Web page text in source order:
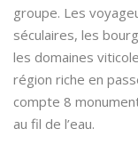
groupe. Les
séculaires, les
les domaines
région riche en
compte 8
au fil de l’eau.